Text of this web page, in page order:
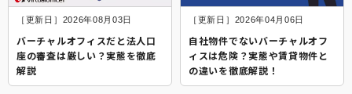
［更新日］2026年08月03日
バーチャルオフィスだと法人口
座の審査は厳しい？実態を徹底
解説
［更新日］2026年04月06日
自社物件でないバーチャルオフ
ィスは危険？実態や賃貸物件と
の違いを徹底解説！